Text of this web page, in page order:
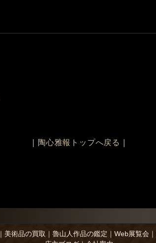
陶心雅報トップへ戻る
美術品の買取 魯山人作品の鑑定 Web展覧会